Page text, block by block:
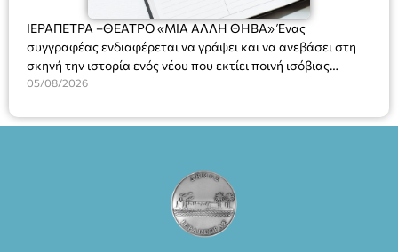
ΙΕΡΑΠΕΤΡΑ –ΘΕΑΤΡΟ «ΜΙΑ ΑΛΛΗ ΘΗΒΑ» Ένας
συγγραφέας ενδιαφέρεται να γράψει και να ανεβάσει στη
σκηνή την ιστορία ενός νέου που εκτίει ποινή ισόβιας
κάθειρξης για πατροκτονία. Ένα πολυβραβευμένο έργο για
ασθένεια, τον ερωτισμό. Ένα έργο αινιγματικό, συγκινητικό,
έργο, ενώ η παράσταση έχει καθιερωθεί ως σημαντικό
θεατρικό γεγονός χάρη στις εξαιρετικές ερμηνείες του
Θάνου Λέκκα στον ρόλο του Συγγραφέα και του Δημήτρη
Καπουράνη, νικητή του βραβείου Δημήτρης Χορν 2022-
05/08/2026